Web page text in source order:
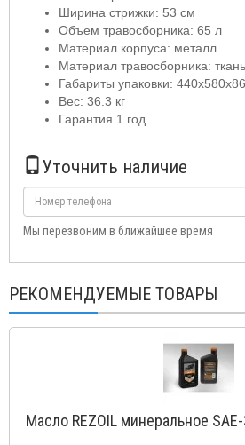
Ширина стрижки: 53 см
Объем травосборника: 65 л
Материал корпуса: металл
Материал травосборника: ткань
Габариты упаковки:
Вес: 36.3 кг
Гарантия 1 год
Уточнить наличие
Мы перезвоним в ближайшее время
РЕКОМЕНДУЕМЫЕ ТОВАРЫ
Масло REZOIL минеральное